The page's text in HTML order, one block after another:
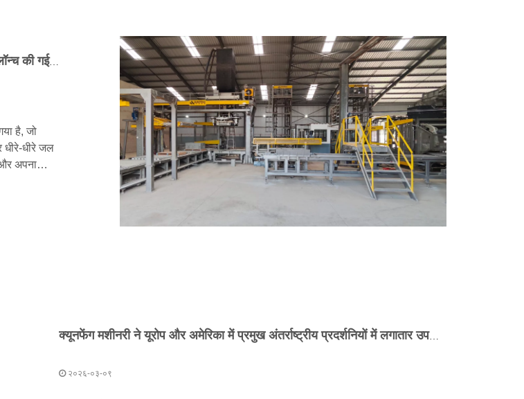
कुनफेंग मशीनरी की पूरी तरह से स्वचालित उत्पादन लाइन दक्षिण अफ्रीका में लॉन्च की गई, चीन की इंटेलिजेंट मैन्युफैक्चरिंग ने अफ्रीका में त्वरित बुनियादी ढांचे के विकास को सशक्त बनाया
है, जो
धीरे-धीरे जल
अपना
क्यूनफेंग मशीनरी ने यूरोप और अमेरिका में प्रमुख अंतर्राष्ट्रीय प्रदर्शनियों में लगातार उपस्थिति दर्ज कराई है, और एक बहु-आयामी रणनीति के माध्यम से अपने वैश्विक बाजार का विस्तार कर रही है।
२०२६-०३-०९